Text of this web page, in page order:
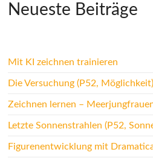
Neueste Beiträge
Mit KI zeichnen trainieren
Die Versuchung (P52, Möglichkeit)
Zeichnen lernen –
Letzte Sonnenstrahlen (P52,
Figurenentwicklung mit